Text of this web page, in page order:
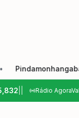
lança
Rádio